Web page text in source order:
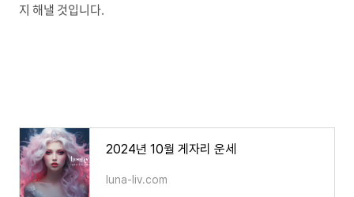
지 해낼 것입니다.
2024년 10월 게자리 운세
luna-liv.com